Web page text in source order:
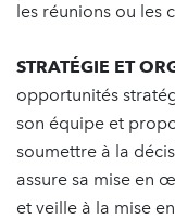
les réunions ou les
STRATÉGIE ET
opportunités
son équipe et
soumettre à la
assure sa mise en
et veille à la mise